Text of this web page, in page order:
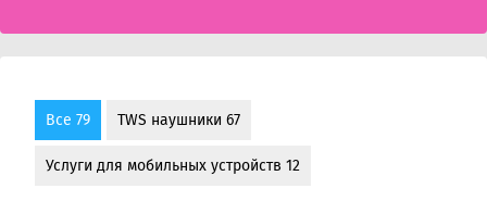
Все 79 TWS наушники 67
Услуги для мобильных устройств 12